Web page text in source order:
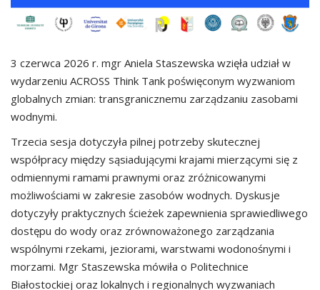
3 czerwca 2026 r. mgr Aniela Staszewska wzięła udział w
wydarzeniu ACROSS Think Tank poświęconym wyzwaniom
globalnych zmian: transgranicznemu zarządzaniu zasobami
wodnymi.
Trzecia sesja dotyczyła pilnej potrzeby skutecznej
współpracy między sąsiadującymi krajami mierzącymi się z
odmiennymi ramami prawnymi oraz zróżnicowanymi
możliwościami w zakresie zasobów wodnych. Dyskusje
dotyczyły praktycznych ścieżek zapewnienia sprawiedliwego
dostępu do wody oraz zrównoważonego zarządzania
wspólnymi rzekami, jeziorami, warstwami wodonośnymi i
morzami. Mgr Staszewska mówiła o Politechnice
Białostockiej oraz lokalnych i regionalnych wyzwaniach